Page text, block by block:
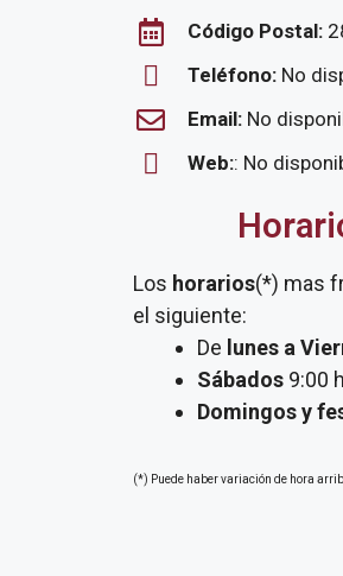
Código Postal:
Teléfono: No
Email: No
Web:: No
Los horarios(*) mas
el siguiente:
De lunes a
Sábados 9:00
Domingos y
(*) Puede haber variación de hora